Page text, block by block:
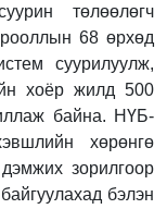
төлөөлөгч
68 өрхөд
суурилуулж,
хоёр жилд 500
байна. НҮБ-
хөрөнгө
зорилгоор
бэлэн